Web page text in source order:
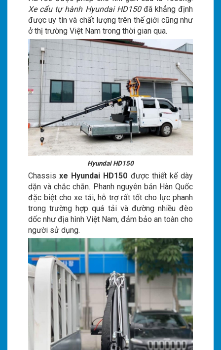
Xe cẩu tự hành Hyundai HD150đã khẳng định
được uy tín và chất lượng trên thế giới cũng như
ở thị trường Việt Nam trong thời gian qua.
Hyundai HD150
Chassis xe Hyundai HD150 được thiết kế dày
dặn và chắc chắn. Phanh nguyên bản Hàn Quốc
đặc biệt cho xe tải, hỗ trợ rất tốt cho lực phanh
trong trường hợp quá tải và đường nhiều đèo
dốc như địa hình Việt Nam, đảm bảo an toàn cho
người sử dụng.